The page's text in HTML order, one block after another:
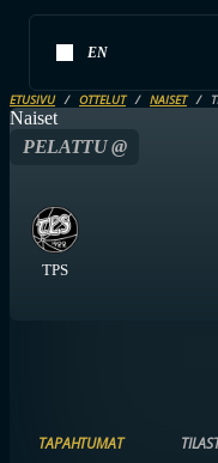
EN
ETUSIVU OTTELUT NAISET
Naiset
PELATTU @
TPS
TAPAHTUMAT